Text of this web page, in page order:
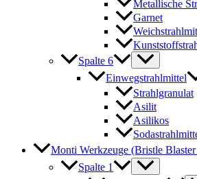
Metallische
Garnet
Spalte 6
Einwegstrahlmittel
Strahlgranulat
Asilit
Asilikos
Monti Werkzeuge (Bristle
Spalte 1